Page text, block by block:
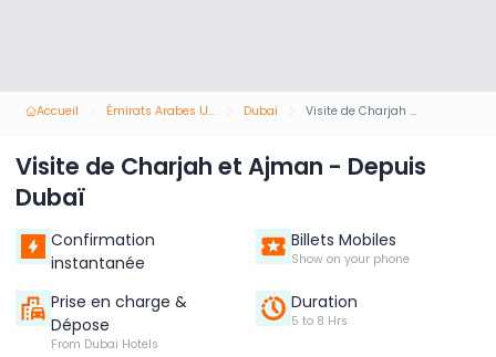
Accueil Émirats Arabes Unis Dubaï Visite de Charjah et Ajman - Depuis Dubaï
Visite de Charjah et Ajman - Depuis
Dubaï
Confirmation
instantanée
Billets Mobiles
Show on your phone
Prise en charge &
Dépose
From Dubai Hotels
Duration
5 to 8 Hrs